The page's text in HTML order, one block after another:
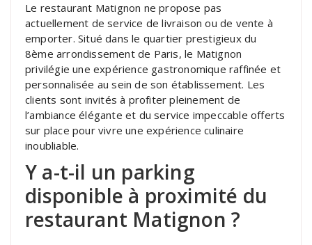
Le restaurant Matignon ne propose pas
actuellement de service de livraison ou de vente à
emporter. Situé dans le quartier prestigieux du
8ème arrondissement de Paris, le Matignon
privilégie une expérience gastronomique raffinée et
personnalisée au sein de son établissement. Les
clients sont invités à profiter pleinement de
l’ambiance élégante et du service impeccable offerts
sur place pour vivre une expérience culinaire
inoubliable.
Y a-t-il un parking
disponible à proximité du
restaurant Matignon ?